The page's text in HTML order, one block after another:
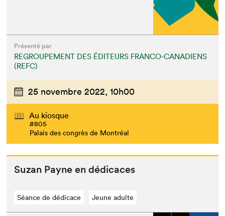
Présenté par
REGROUPEMENT DES ÉDITEURS FRANCO-CANADIENS
(REFC)
25 novembre 2022, 10h00
Au kiosque
#805
Palais des congrès de Montréal
Suzan Payne en dédicaces
Séance de dédicace Jeune adulte